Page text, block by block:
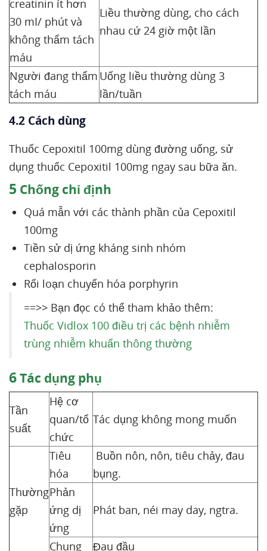
creatinin ít hơn
30 mI/ phút và
không thẩm tách
máu
Liều thường dùng, cho cách
nhau cứ 24 giờ một lần
Người đang thẩm
tách máu
Uống liều thường dùng 3
lần/tuần
4.2 Cách dùng
Thuốc Cepoxitil 100mg dùng đường uống, sử
dụng thuốc Cepoxitil 100mg ngay sau bữa ăn.
5 Chống chỉ định
Quá mẫn với các thành phần của Cepoxitil
100mg
Tiền sử dị ứng kháng sinh nhóm
cephalosporin
Rối loạn chuyển hóa porphyrin
==>> Bạn đọc có thể tham khảo thêm:
Thuốc Vidlox 100 điều trị các bệnh nhiễm
trùng nhiễm khuẩn thông thường
6Tác dụng phụ
Tần
suất
Hệ cơ
quan/tổ
chức
Tác dụng không mong muốn
Thường
gặp
Tiêu
hóa
Buồn nôn, nôn, tiêu chảy, đau
bụng.
Phản
ứng dị
ứng
Phát ban, néi may day, ngtra.
Chung Đau đầu